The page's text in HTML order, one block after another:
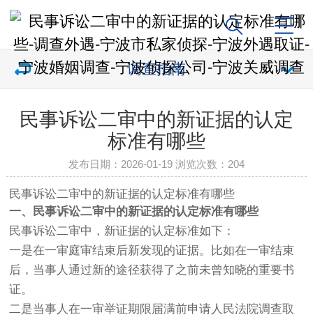
调查指南
民事诉讼二审中的新证据的认定
标准有哪些
发布日期：2026-01-19 浏览次数： 204
民事诉讼二审中的新证据的认定标准有哪些
一、民事诉讼二审中的新证据的认定标准有哪些
民事诉讼二审中，新证据的认定标准如下：
一是在一审庭审结束后新发现的证据。比如在一审结束
后，当事人通过新的途径获得了之前未曾知晓的重要书
证。
二是当事人在一审举证期限届满前申请人民法院调查取